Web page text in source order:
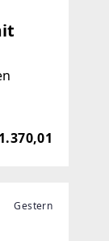
Gestern